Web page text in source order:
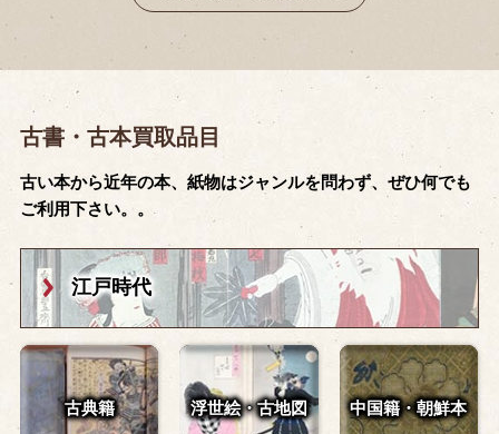
古書・古本買取品目
古い本から近年の本、紙物はジャンルを問わず、ぜひ何でも
ご利用下さい。。
江戸時代
古典籍 浮世絵・古地図 中国籍・朝鮮本